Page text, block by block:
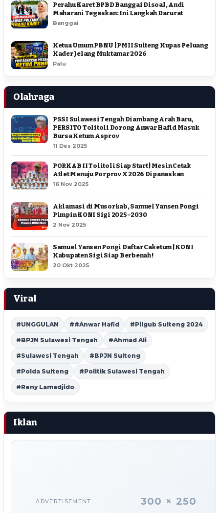
Perahu Karet BPBD Banggai Disoal, Andi
Maharani Tegaskan: Ini Langkah Darurat
Banggai
Ketua Umum PBNU | PMII Sulteng Kupas Peluang
Kader Jelang Muktamar 2026
Palu
Olahraga
PSSI Sulawesi Tengah Diambang Arah Baru,
PERSITO Tolitoli Dorong Anwar Hafid Masuk
Bursa Ketum Asprov
11 Des 2025
PORKAB II Tolitoli Siap Start | Mesin Cetak
Atlet Menuju Porprov X 2026 Dipanaskan
16 Nov 2025
Aklamasi di Musorkab, Samuel Yansen Pongi
Pimpin KONI Sigi 2025–2030
2 Nov 2025
Samuel Yansen Pongi Daftar Caketum | KONI
Kabupaten Sigi Siap Berbenah !
20 Okt 2025
Viral
#UNGGULAN ##Anwar Hafid #Pilgub Sulteng 2024
#BPJN Sulawesi Tengah #Ahmad Ali
#Sulawesi Tengah #BPJN Sulteng
#Polda Sulteng #Politik Sulawesi Tengah
#Reny Lamadjido
Iklan
ADVERTISEMENT 300 × 250